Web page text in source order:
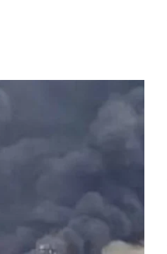
беспилотники
установка
тысяч баррелей
завод должен был
нефть примерно